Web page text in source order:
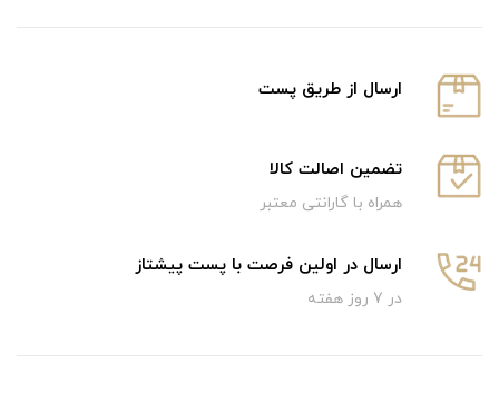
ارسال از طریق پست
تضمین اصالت کالا
همراه با گارانتی معتبر
ارسال در اولین فرصت با پست پیشتاز
در 7 روز هفته